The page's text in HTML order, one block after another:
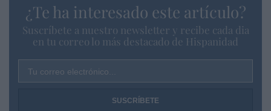
¿Te ha interesado este artículo?
Suscríbete a nuestro newsletter y recibe cada dia
en tu correo lo más destacado de Hispanidad
Tu correo electrónico...